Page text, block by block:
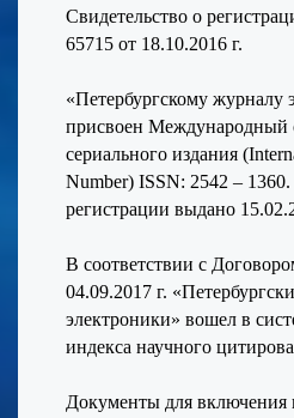
Свидетельство о
65715 от 18.10.2016 г.
«Петербургскому журналу
присвоен Международный
сериального издания
Number) ISSN: 2542 –
регистрации выдано
В соответствии с
04.09.2017 г.
электроники» вошел в
индекса научного
Документы для